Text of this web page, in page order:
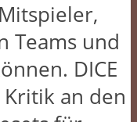
Teams und
DICE
an den